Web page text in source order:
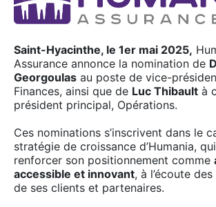
Saint-Hyacinthe, le 1er mai 2025,
Assurance annonce la nomination de
Georgoulas au poste de vice-
Finances, ainsi que de Luc Thibault à
président principal, Opérations.
Ces nominations s’inscrivent dans le
stratégie de croissance d’Humania,
renforcer son positionnement comme
accessible et innovant, à l’écoute
de ses clients et partenaires.